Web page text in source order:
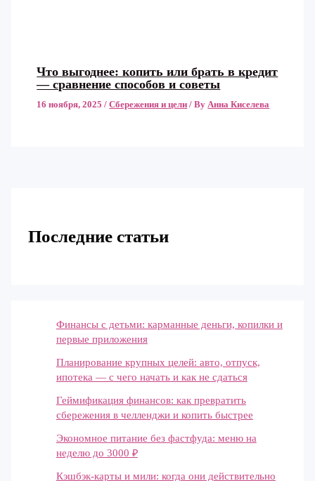
Что выгоднее: копить или брать в кредит
— сравнение способов и советы
16 ноября, 2025/Сбережения и цели / ByАнна Киселева
Последние статьи
Финансы с детьми: карманные деньги, копилки и
первые приложения
Планирование крупных целей: авто, отпуск,
ипотека — с чего начать и как не сдаться
Геймификация финансов: как превратить
сбережения в челленджи и копить быстрее
Экономное питание без фастфуда: меню на
неделю до 3000 ₽
Кэшбэк-карты и мили: когда они действительно